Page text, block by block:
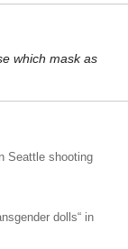
which mask as
Seattle shooting
dolls“ in